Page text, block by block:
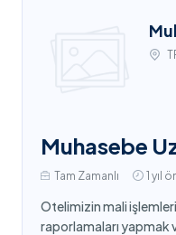
Muhasebe
Tam Zamanlı 1 yıl
Otelimizin mali
raporlamaları yapmak